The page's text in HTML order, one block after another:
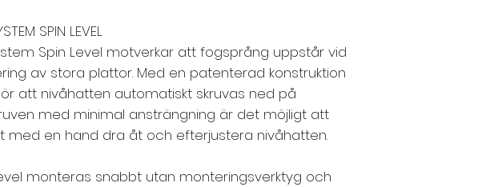
SPIN LEVEL
Spin Level motverkar att fogsprång uppstår vid
av stora plattor. Med en patenterad konstruktion
att nivåhatten automatiskt skruvas ned på
med minimal ansträngning är det möjligt att
med en hand dra åt och efterjustera nivåhatten.
monteras snabbt utan monteringsverktyg och